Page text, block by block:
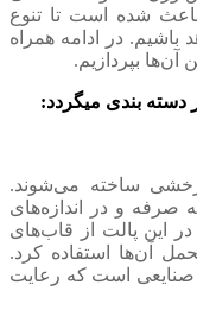
شده است تا تنوع
در ادامه همراه
آن‌ها بپردازیم.
دسته بندی میگردد:
ساخته می‌شوند.
صرفه و در اندازه‌های
در این پالت از قاب‌های
آن‌ها استفاده کرد.
صنایعی است که رعایت